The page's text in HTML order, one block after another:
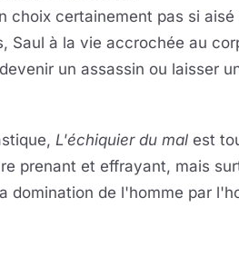
choix certainement pas si
Saul à la vie accrochée au
un assassin ou laisser
L'échiquier du mal est
prenant et effrayant, mais
domination de l'homme par